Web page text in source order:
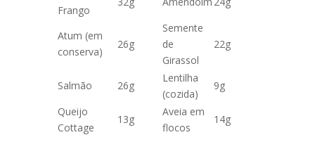
Frango
Atum (em
conserva)
26g
Semente
de
Girassol
22g
Salmão 26g
Lentilha
(cozida)
9g
Queijo
Cottage
13g
Aveia em
flocos
14g